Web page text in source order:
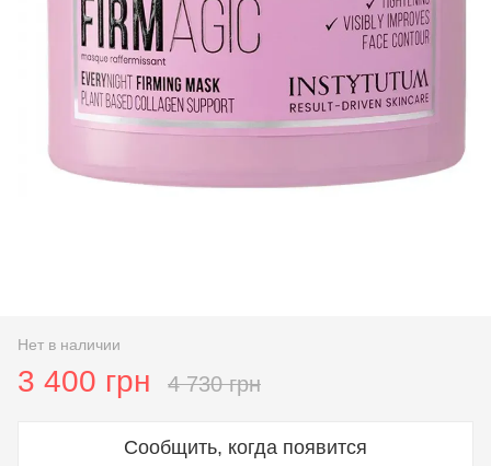
Нет в наличии
3 400 грн 4 730 грн
Сообщить, когда появится